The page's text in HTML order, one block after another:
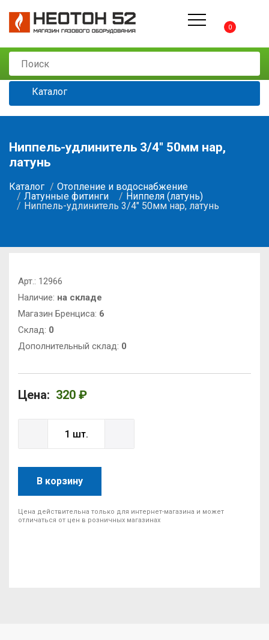
0
Каталог
Ниппель-удлинитель 3/4" 50мм нар,
латунь
Каталог
Отопление и водоснабжение
Латунные фитинги
Ниппеля (латунь)
Ниппель-удлинитель 3/4" 50мм нар, латунь
Арт.: 12966
Наличие: на складе
Магазин Бренциса: 6
Cклад: 0
Дополнительный склад: 0
Цена: 320 ₽
В корзину
Цена действительна только для интернет-магазина и может
отличаться от цен в розничных магазинах